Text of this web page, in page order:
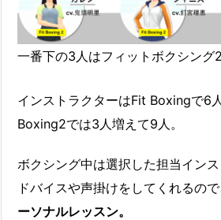
一番下の3人はフィットボクシング
インストラクターはFit Boxingで6
Boxing2では3人増えて9人。
ボクシング中は選択した担当イン
ドバイスや声掛けをしてくれるので
ーソナルレッスン。